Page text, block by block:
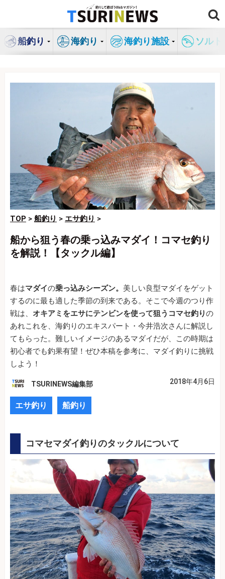
ン
船釣り 海釣り 海釣り施設 ソル
TOP > 船釣り > エサ釣り >
船から狙う春の乗っ込みマダイ！コマセ釣り
を解説！【タックル編】
春はマダイの乗っ込みシーズン。 美しい良型マダイをゲット
するのに最も適した季節の到来である。そこで今週のつり作
戦は、 オキアミをエサにテンビンを使って狙うコマセ釣りの
あれこれを、海釣りのエキスパート・今井浩次さんに解説し
てもらった。難しいイメージのあるマダイだが、この時期は
初心者でも釣果有望！ぜひ本稿を参考に、マダイ釣りに挑戦
しよう！
TSURINEWS編集部 2018年4月6日
エサ釣り 船釣り
コマセマダイ釣りのタックルについて